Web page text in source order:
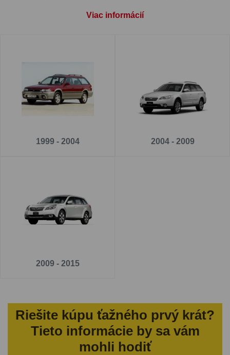
Ivachnová, Senec alebo Prešov.
Viac informácií
1999 - 2004 2004 - 2009
2009 - 2015
Riešite kúpu ťažného prvý krát?
Tieto informácie by sa vám
mohli hodiť